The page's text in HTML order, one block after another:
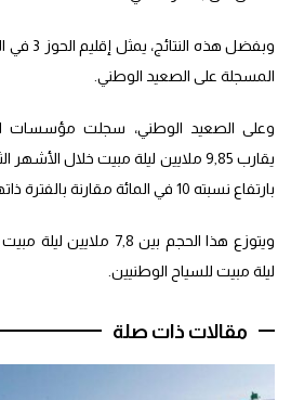
وبفضل
المسجلة على الصعيد الوطني.
وعلى الصعيد الوطني، سجلت مؤسسات
يقارب 9,85 ملايين ليلة مبيت خلال
بارتفاع نسبته 10 في المائة مقارنة بالفترة ذاتها من سنة 2025.
ليلة مبيت للسياح الوطنيين.
مقالات ذات صلة